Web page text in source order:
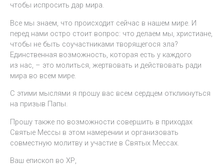
чтобы испросить дар мира.
Все мы знаем, что происходит сейчас в нашем мире. И
перед нами остро стоит вопрос: что делаем мы, христиане,
чтобы не быть соучастниками творящегося зла?
Единственная возможность, которая есть у каждого
из нас, – это молиться, жертвовать и действовать ради
мира во всем мире.
С этими мыслями я прошу вас всем сердцем откликнуться
на призыв Папы.
Прошу также по возможности совершить в приходах
Святые Мессы в этом намерении и организовать
совместную молитву и участие в Святых Мессах.
Ваш епископ во ХР,